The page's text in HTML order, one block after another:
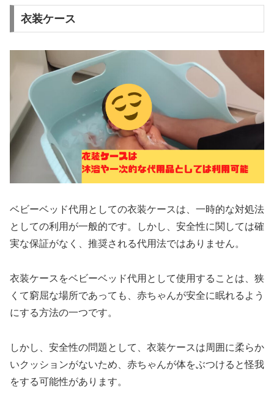
衣装ケース
ベビーベッド代用としての衣装ケースは、一時的な対処法
としての利用が一般的です。しかし、安全性に関しては確
実な保証がなく、推奨される代用法ではありません。
衣装ケースをベビーベッド代用として使用することは、狭
くて窮屈な場所であっても、赤ちゃんが安全に眠れるよう
にする方法の一つです。
しかし、安全性の問題として、衣装ケースは周囲に柔らか
いクッションがないため、赤ちゃんが体をぶつけると怪我
をする可能性があります。